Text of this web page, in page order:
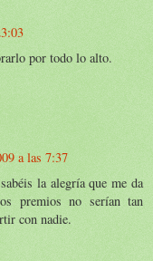
por todo lo alto.
a las 7:37
la alegría que me da
premios no serían tan
con nadie.